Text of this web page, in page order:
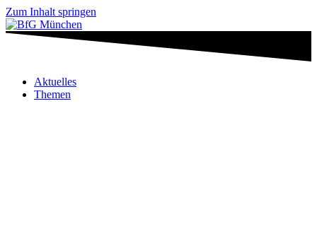
Zum Inhalt springen
Aktuelles
Themen